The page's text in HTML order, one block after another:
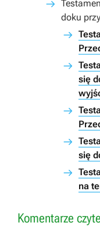
doku
się
się
na
Komentarze